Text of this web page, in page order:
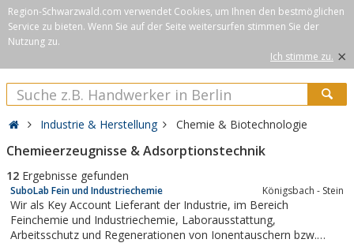
Region-Schwarzwald.com verwendet Cookies, um Ihnen den bestmöglichen
Service zu bieten. Wenn Sie auf der Seite weitersurfen stimmen Sie der
Nutzung zu.
Ich stimme zu. ×
Industrie & Herstellung Chemie & Biotechnologie
Chemieerzeugnisse & Adsorptionstechnik
12 Ergebnisse gefunden
SuboLab Fein und Industriechemie Königsbach - Stein
Wir als Key Account Lieferant der Industrie, im Bereich
Feinchemie und Industriechemie, Laborausstattung,
Arbeitsschutz und Regenerationen von Ionentauschern bzw.